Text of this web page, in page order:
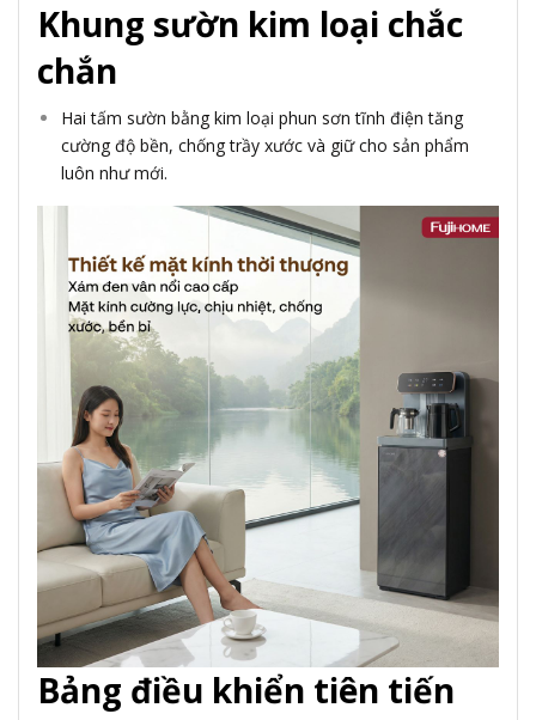
Khung sườn kim loại chắc
chắn
Hai tấm sườn bằng kim loại phun sơn tĩnh điện tăng
cường độ bền, chống trầy xước và giữ cho sản phẩm
luôn như mới.
Bảng điều khiển tiên tiến